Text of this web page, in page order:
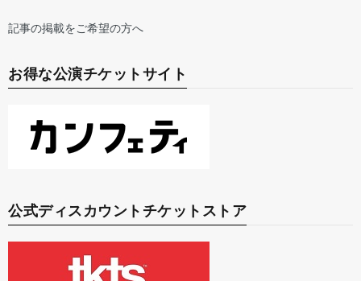
記事の掲載をご希望の方へ
お得な公演チケットサイト
公式ディスカウントチケットストア